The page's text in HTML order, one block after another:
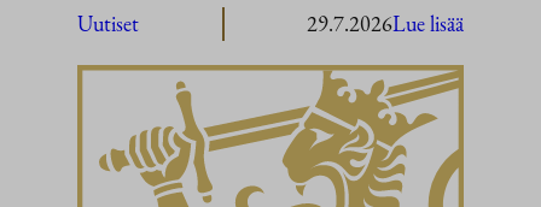
Uutiset 29.7.2026Lue lisää